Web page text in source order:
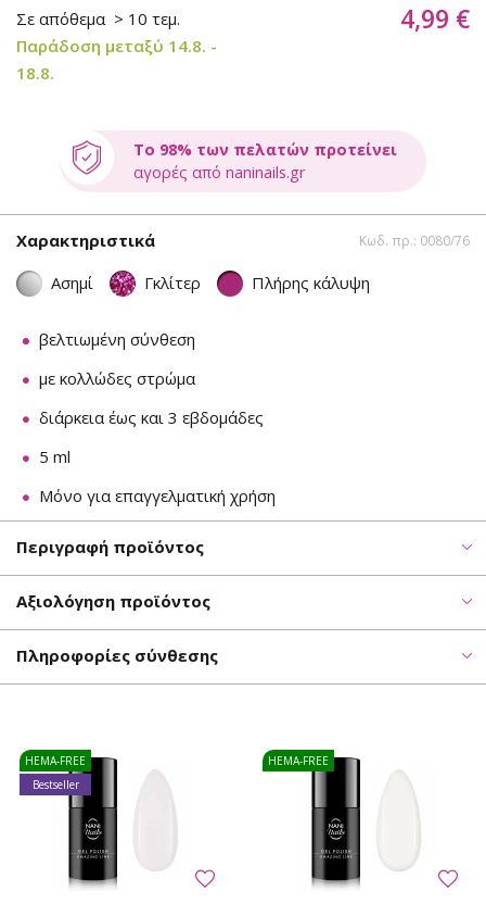
Σε απόθεμα > 10 τεμ.
Παράδοση μεταξύ 14.8. -
18.8.
4,99 €
Το 98% των πελατών προτείνει
αγορές από naninails.gr
Χαρακτηριστικά Κωδ. πρ.: 0080/76
Ασημί Γκλίτερ Πλήρης κάλυψη
βελτιωμένη σύνθεση
με κολλώδες στρώμα
διάρκεια έως και 3 εβδομάδες
5 ml
Μόνο για επαγγελματική χρήση
Περιγραφή προϊόντος
Αξιολόγηση προϊόντος
Πληροφορίες σύνθεσης
HEMA-FREE
Bestseller
HEMA-FREE